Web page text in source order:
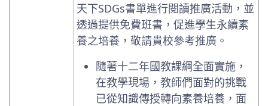
天下SDGs書單進行閱讀推廣活動，並
透過提供免費班書，促進學生永續素
養之培養，敬請貴校參考推廣。
隨著十二年國教課綱全面實施，
在教學現場，教師們面對的挑戰
已從知識傳授轉向素養培養，面